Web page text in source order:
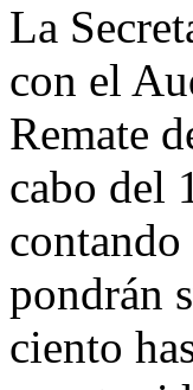
La
con el
Remate
cabo del
pondrán
ciento